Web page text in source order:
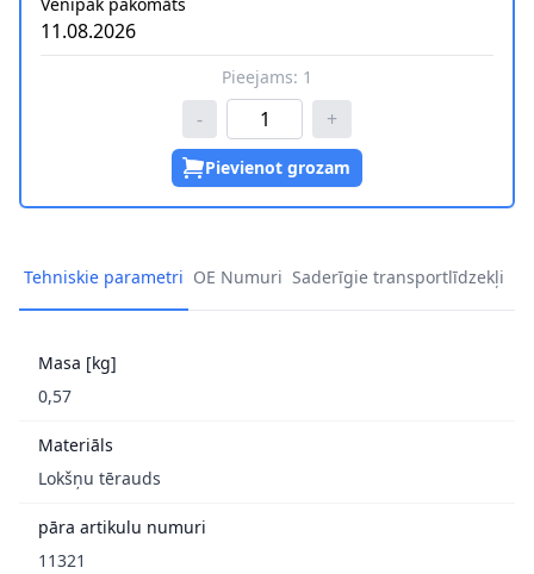
11.08.2026
Pieejams: 1
- +
Pievienot grozam
Tehniskie parametri OE Numuri Saderīgie transportlīdzekļi
Masa [kg]
0,57
Materiāls
Lokšņu tērauds
pāra artikulu numuri
11321